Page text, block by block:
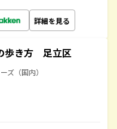
詳細を見る
歩き方 足立区
ズ（国内）